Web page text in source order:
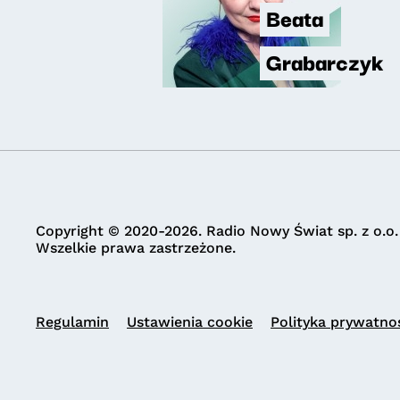
Beata
Grabarczyk
Copyright © 2020-2026. Radio Nowy Świat sp. z o.o.
Wszelkie prawa zastrzeżone.
Regulamin Ustawienia cookie Polityka